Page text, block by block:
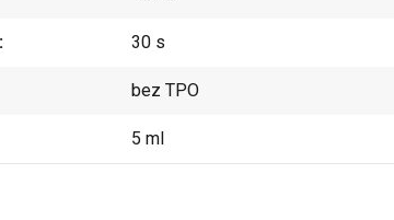
30 s
bez TPO
5 ml